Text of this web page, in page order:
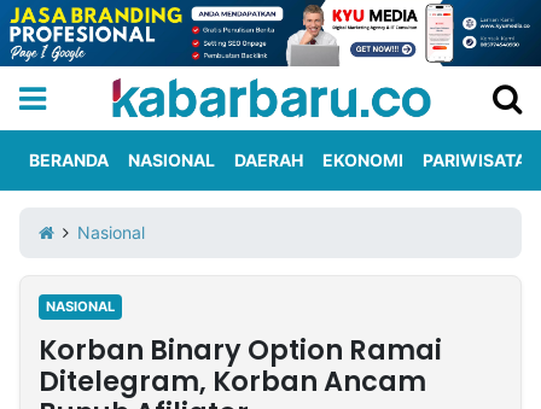
Iklan
Berita
Kami
Nasional
International
Olahraga
Entertainment
Daerah
Pariwisata
Kuliner
Kolom
BERANDA NASIONAL DAERAH EKONOMI PARIWISATA
Nasional
NASIONAL
Korban Binary Option Ramai
Ditelegram, Korban Ancam